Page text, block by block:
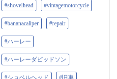
#shovelhead #vintagemotorcycle
#bananacaliper #repair
#ハーレー
#ハーレーダビッドソン
#ショベルヘッド #旧車